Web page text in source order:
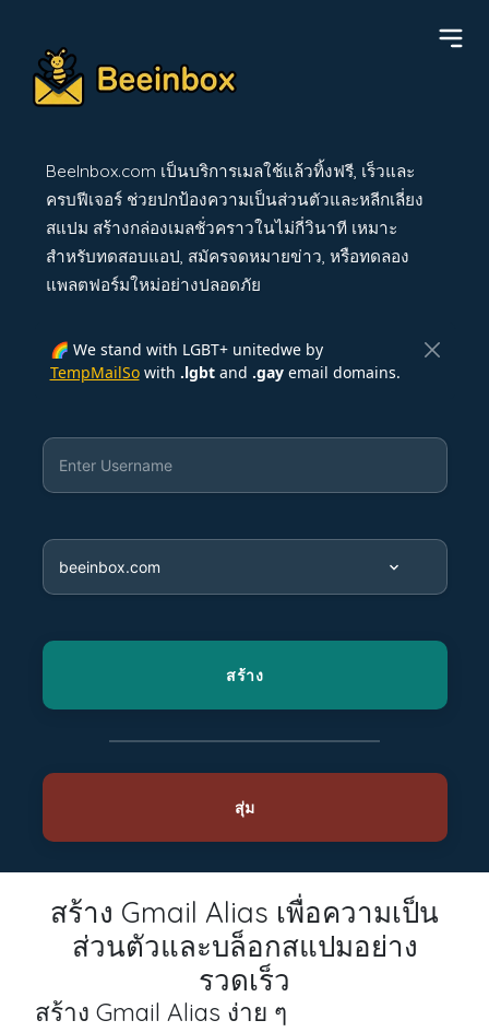
BeeInbox.com เป็นบริการเมลใช้แล้วทิ้งฟรี, เร็วและ
ครบฟีเจอร์ ช่วยปกป้องความเป็นส่วนตัวและหลีกเลี่ยง
สแปม สร้างกล่องเมลชั่วคราวในไม่กี่วินาที เหมาะ
สำหรับทดสอบแอป, สมัครจดหมายข่าว, หรือทดลอง
แพลตฟอร์มใหม่อย่างปลอดภัย
🌈 We stand with LGBT+ unitedwe by
TempMailSowith .lgbtand .gayemail domains.
สร้าง Gmail Alias เพื่อความเป็น
ส่วนตัวและบล็อกสแปมอย่าง
รวดเร็ว
สร้าง Gmail Alias ง่าย ๆ